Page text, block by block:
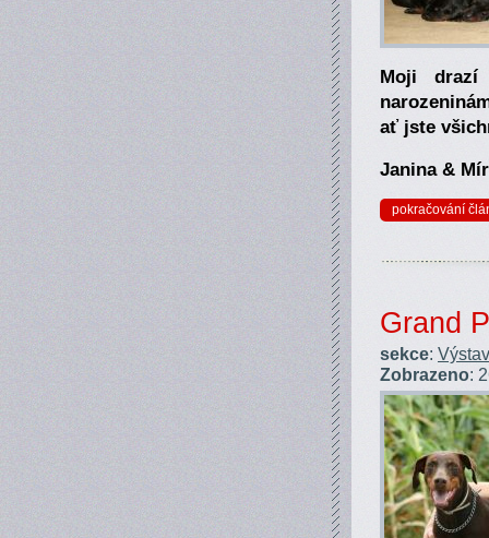
Moji
ať jste
Janina &
pokračování
Grand
sekce:
Zobrazeno: